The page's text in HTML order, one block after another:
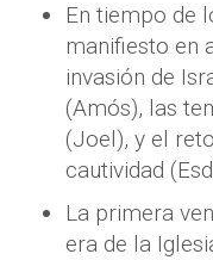
En tiempo de
manifiesto en
invasión de
(Amós), las
(Joel), y el
cautividad
La primera
era de la